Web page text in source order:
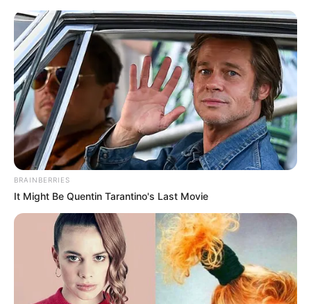
Sehenswürdigkeiten in Rüdesheim am Rhein
Rüdesheim Veranstaltungen Hotels
BRAINBERRIES
It Might Be Quentin Tarantino's Last Movie